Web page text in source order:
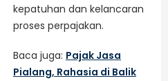
kepatuhan dan kelancaran
proses perpajakan.
Baca juga: Pajak Jasa
Pialang, Rahasia di Balik